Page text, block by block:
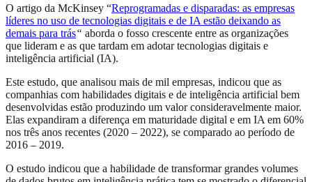
O artigo da McKinsey “Reprogramadas e disparadas: as empresas
líderes no uso de tecnologias digitais e de IA estão deixando as
demais para trás“ aborda o fosso crescente entre as organizações
que lideram e as que tardam em adotar tecnologias digitais e
inteligência artificial (IA).
Este estudo, que analisou mais de mil empresas, indicou que as
companhias com habilidades digitais e de inteligência artificial bem
desenvolvidas estão produzindo um valor consideravelmente maior.
Elas expandiram a diferença em maturidade digital e em IA em 60%
nos três anos recentes (2020 – 2022), se comparado ao período de
2016 – 2019.
O estudo indicou que a habilidade de transformar grandes volumes